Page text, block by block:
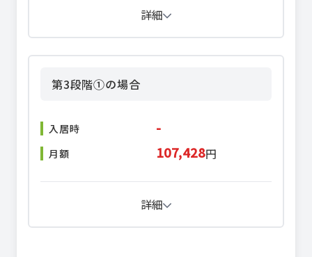
詳細
第3段階①の場合
入居時 -
月額 107,428円
詳細